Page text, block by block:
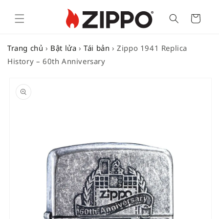
Cart
Trang chủ › Bật lửa ›Tái bản ›Zippo 1941 Replica
History – 60th Anniversary
PRODUCT
INFORMATION